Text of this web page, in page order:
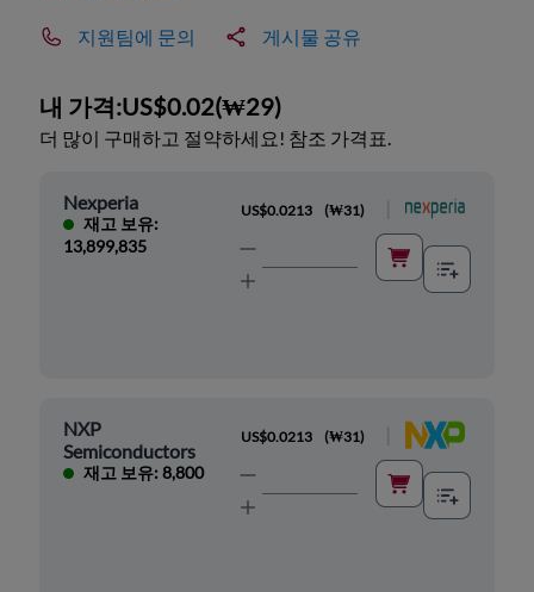
지원팀에 문의 게시물 공유
내 가격:US$0.02(₩29)
더 많이 구매하고 절약하세요! 참조 가격표.
Nexperia
재고 보유:
13,899,835
US$0.0213 (₩31)
NXP
Semiconductors
재고 보유: 8,800
US$0.0213 (₩31)